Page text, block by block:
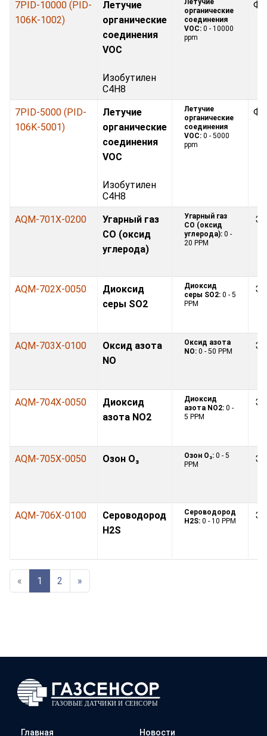
7PID-10000 (PID-
106K-1002)
Летучие
органические
соединения
VOC
Изобутилен
C4H8
органические
соединения
VOC: 0 - 10000
ppm
7PID-5000 (PID-
106K-5001)
Летучие
органические
соединения
VOC
Изобутилен
C4H8
Летучие
органические
соединения
VOC: 0 - 5000
ppm
AQM-701X-0200
Угарный газ
CO (оксид
углерода)
Угарный газ
CO (оксид
углерода): 0 -
20 PPM
AQM-702X-0050
Диоксид
серы SO2
Диоксид
серы SO2: 0 - 5
PPM
AQM-703X-0100
Оксид азота
NO
Оксид азота
NO: 0 - 50 PPM
AQM-704X-0050
Диоксид
азота NO2
Диоксид
азота NO2: 0 -
5 PPM
AQM-705X-0050 Озон O₃ Озон O₃: 0 - 5
PPM
AQM-706X-0100
Сероводород
H2S
Сероводород
H2S: 0 - 10 PPM
« 1 2 »
Главная Новости